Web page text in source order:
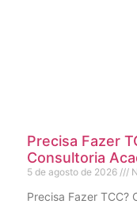
Precisa Fazer
Consultoria
5 de agosto de 2026
Precisa Fazer TCC?